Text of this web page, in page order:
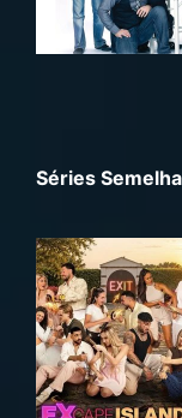
Séries